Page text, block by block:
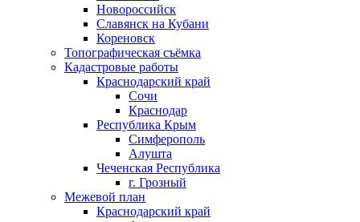
Новороссийск
Славянск на Кубани
Кореновск
Топографическая съёмка
Кадастровые работы
Краснодарский край
Сочи
Краснодар
Республика Крым
Симферополь
Алушта
Чеченская Республика
г. Грозный
Межевой план
Краснодарский край